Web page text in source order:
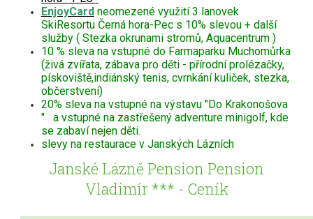
EnjoyCard neomezené využití 3 lanovek
SkiResortu Černá hora-Pec s 10% slevou + další
služby ( Stezka okrunami stromů, Aquacentrum )
10 % sleva na vstupné do Farmaparku Muchomůrka
(živá zvířata, zábava pro děti - přírodní prolézačky,
pískoviště,indiánský tenis, cvrnkání kuliček, stezka,
občerstvení)
20% sleva na vstupné na výstavu "Do Krakonošova
" a vstupné na zastřešený adventure minigolf, kde
se zabaví nejen děti.
slevy na restaurace v Janských Lázních
Janské Lázně Pension Pension
Vladimír *** - Ceník